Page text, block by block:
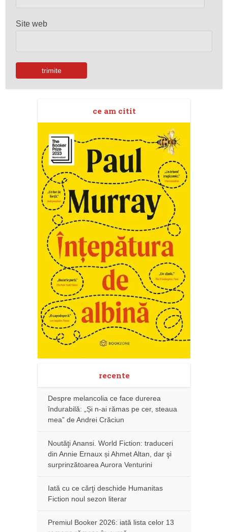
Site web
ce am citit
recente
Despre melancolia ce face durerea
îndurabilă: „Și n-ai rămas pe cer, steaua
mea” de Andrei Crăciun
Noutăţi Anansi. World Fiction: traduceri
din Annie Ernaux și Ahmet Altan, dar şi
surprinzătoarea Aurora Venturini
Iată cu ce cărţi deschide Humanitas
Fiction noul sezon literar
Premiul Booker 2026: iată lista celor 13